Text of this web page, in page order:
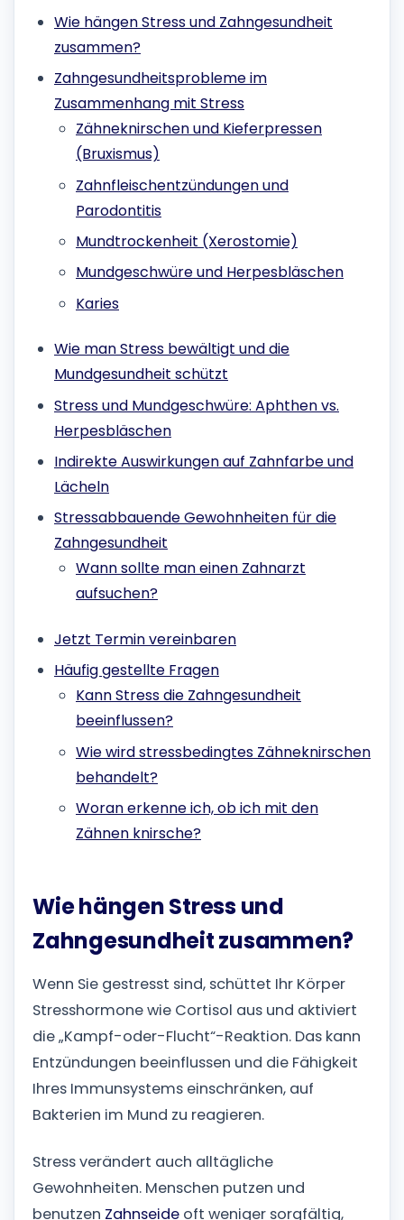
Wie hängen Stress und Zahngesundheit
zusammen?
Zahngesundheitsprobleme im
Zusammenhang mit Stress
Zähneknirschen und Kieferpressen
(Bruxismus)
Zahnfleischentzündungen und
Parodontitis
Mundtrockenheit (Xerostomie)
Mundgeschwüre und Herpesbläschen
Karies
Wie man Stress bewältigt und die
Mundgesundheit schützt
Stress und Mundgeschwüre: Aphthen vs.
Herpesbläschen
Indirekte Auswirkungen auf Zahnfarbe und
Lächeln
Stressabbauende Gewohnheiten für die
Zahngesundheit
Wann sollte man einen Zahnarzt
aufsuchen?
Jetzt Termin vereinbaren
Häufig gestellte Fragen
Kann Stress die Zahngesundheit
beeinflussen?
Wie wird stressbedingtes Zähneknirschen
behandelt?
Woran erkenne ich, ob ich mit den
Zähnen knirsche?
Wie hängen Stress und
Zahngesundheit zusammen?
Wenn Sie gestresst sind, schüttet Ihr Körper
Stresshormone wie Cortisol aus und aktiviert
die „Kampf-oder-Flucht“-Reaktion. Das kann
Entzündungen beeinflussen und die Fähigkeit
Ihres Immunsystems einschränken, auf
Bakterien im Mund zu reagieren.
Stress verändert auch alltägliche
Gewohnheiten. Menschen putzen und
benutzen Zahnseide oft weniger sorgfältig,